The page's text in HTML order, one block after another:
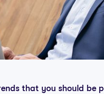
that you should be